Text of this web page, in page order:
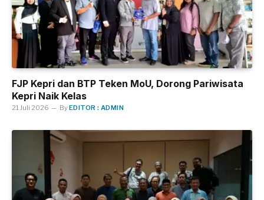
FJP Kepri dan BTP Teken MoU, Dorong Pariwisata
Kepri Naik Kelas
21 Juli 2026 ByEDITOR : ADMIN